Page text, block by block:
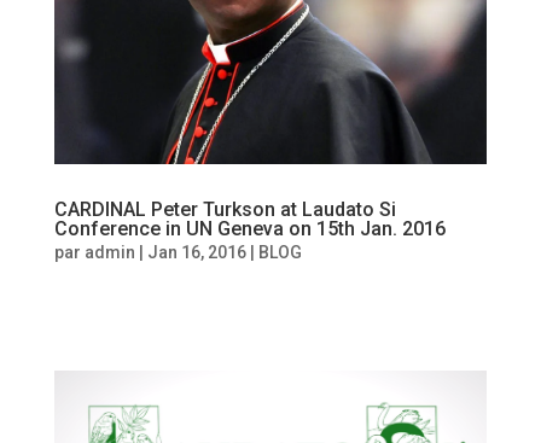
CARDINAL Peter Turkson at Laudato Si
Conference in UN Geneva on 15th Jan. 2016
par admin Jan 16, 2016| BLOG